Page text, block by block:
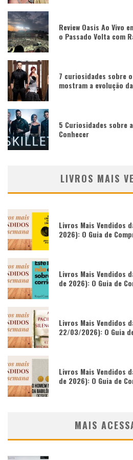
Review Oasis Ao Vivo
o Passado Volta com
7 curiosidades sobre
mostram a evolução
5 Curiosidades sobre
Conhecer
LIVROS MAIS
Livros Mais Vendidos
2026): O Guia de
Livros Mais Vendidos
de 2026): O Guia de
Livros Mais Vendidos
22/03/2026): O Guia
Livros Mais Vendidos
de 2026): O Guia de
MAIS